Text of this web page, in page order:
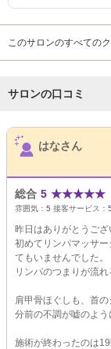
このサロンのすべての
サロンの口コミ
サロ
はなさん
総合 5 ★★★★★
雰囲気： 5 接客サービス： 5
昨日はありがとうござ
初めてリンパマッサ
てもいませんでした。
リンパのつまりが流
肩甲骨ほぐしも、首
分前の不調が嘘のよう
施術が終わったのは